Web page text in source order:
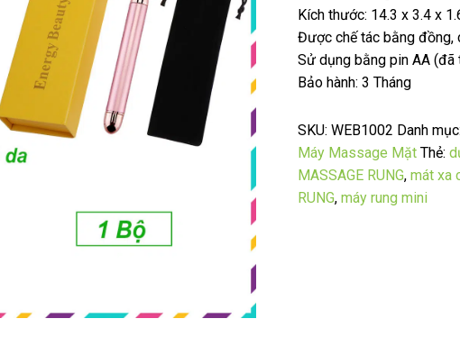
Kích thước: 14.3 x 3.4 x
Được chế tác bằng đồng,
Sử dụng bằng pin AA (đã
Bảo hành: 3 Tháng
SKU:WEB1002 Danh
Máy Massage Mặt Thẻ:
MASSAGE RUNG,mát xa
RUNG,máy rung mini